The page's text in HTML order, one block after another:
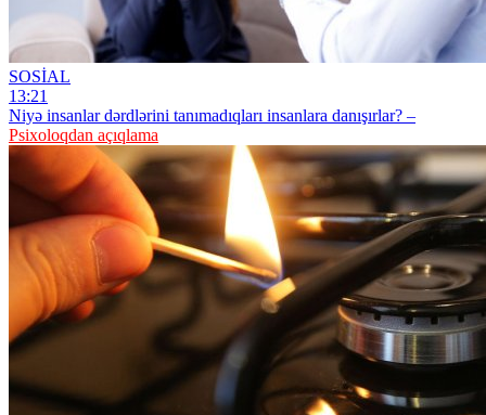
SOSİAL
13:21
Niyə insanlar dərdlərini tanımadıqları insanlara danışırlar? –
Psixoloqdan açıqlama